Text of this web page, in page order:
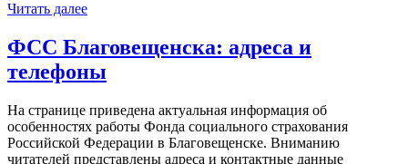
Читать далее
ФСС Благовещенска: адреса и
телефоны
На странице приведена актуальная информация об
особенностях работы Фонда социального страхования
Российской Федерации в Благовещенске. Вниманию
читателей представлены адреса и контактные данные